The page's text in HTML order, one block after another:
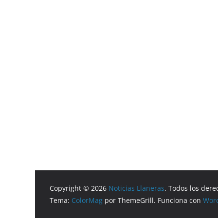
Copyright © 2026 Noticias Llaneras. Todos los
Tema: ColorMag por ThemeGrill. Funciona con